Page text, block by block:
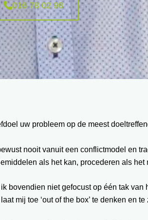
016 78 02 98
uw probleem op de meest
nooit vanuit een conflictmodel en
als het kan, procederen als het
bovendien niet gefocust op één tak
mij toe ‘out of the box’ te denken en